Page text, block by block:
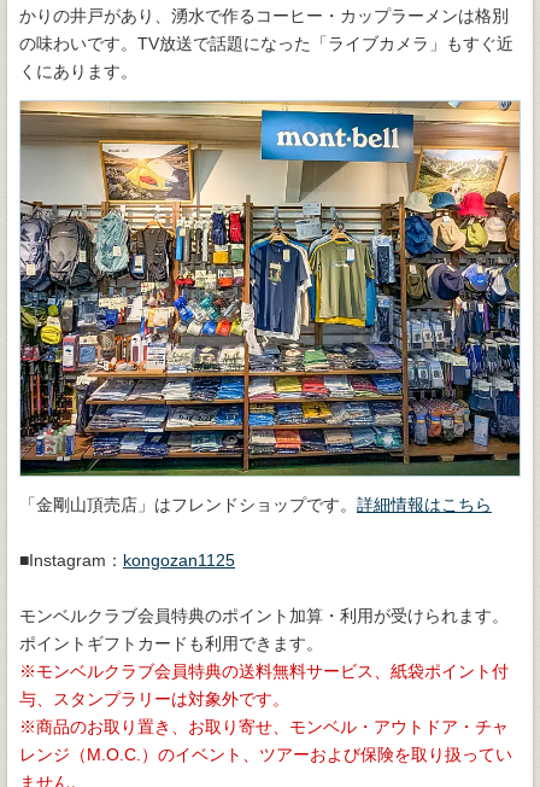
かりの井戸があり、湧水で作るコーヒー・カップラーメンは格別
の味わいです。TV放送で話題になった「ライブカメラ」もすぐ近
くにあります。
「金剛山頂売店」はフレンドショップです。 詳細情報はこちら
■Instagram： kongozan1125
モンベルクラブ会員特典のポイント加算・利用が受けられます。
ポイントギフトカードも利用できます。
モンベルクラブ会員特典の送料無料サービス、紙袋ポイント付
与、スタンプラリーは対象外です。
商品のお取り置き、お取り寄せ、モンベル・アウトドア・チャ
レンジ（M.O.C.）のイベント、ツアーおよび保険を取り扱ってい
ません。